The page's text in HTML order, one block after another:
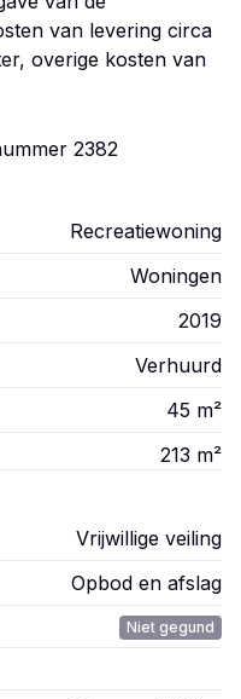
van levering circa
overige kosten van
2382
Recreatiewoning
Woningen
2019
Verhuurd
45 m²
213 m²
Vrijwillige veiling
Opbod en afslag
Niet gegund